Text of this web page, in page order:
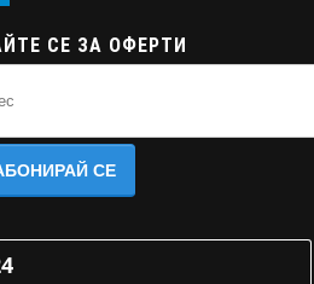
СЕ ЗА ОФЕРТИ
СЕ